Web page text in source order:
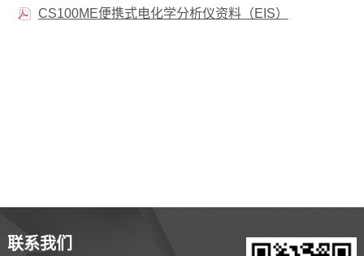
CS100ME便携式电化学分析仪资料（EIS）
联系我们